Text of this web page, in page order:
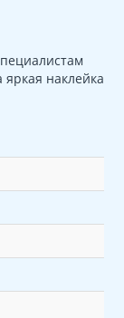
наклейка